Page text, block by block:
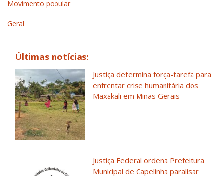
Movimento popular
Geral
Últimas notícias:
Justiça determina força-tarefa para
enfrentar crise humanitária dos
Maxakali em Minas Gerais
Justiça Federal ordena Prefeitura
Municipal de Capelinha paralisar